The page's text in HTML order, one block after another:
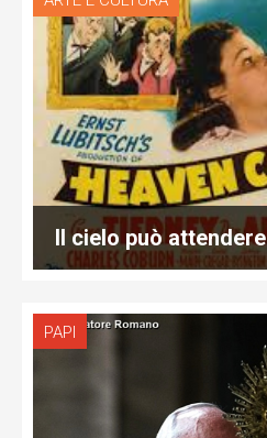
Il cielo può attendere
PAPI